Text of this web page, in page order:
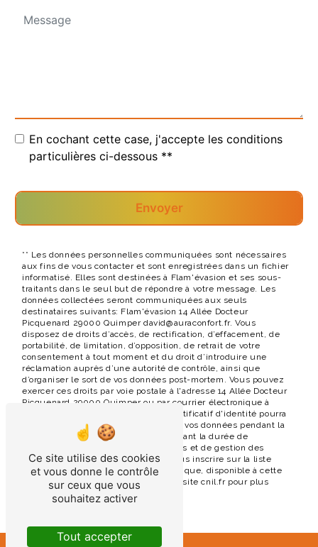
En cochant cette case, j'accepte les conditions
particulières ci-dessous **
Envoyer
** Les données personnelles communiquées sont nécessaires
aux fins de vous contacter et sont enregistrées dans un fichier
informatisé. Elles sont destinées à Flam'évasion et ses sous-
traitants dans le seul but de répondre à votre message. Les
données collectées seront communiquées aux seuls
destinataires suivants: Flam'évasion 14 Allée Docteur
Picquenard 29000 Quimper david@auraconfort.fr. Vous
disposez de droits d’accès, de rectification, d’effacement, de
portabilité, de limitation, d’opposition, de retrait de votre
consentement à tout moment et du droit d’introduire une
réclamation auprès d’une autorité de contrôle, ainsi que
d’organiser le sort de vos données post-mortem. Vous pouvez
exercer ces droits par voie postale à l'adresse 14 Allée Docteur
Picquenard 29000 Quimper ou par courrier électronique à
l'adresse david@auraconfort.fr. Un justificatif d'identité pourra
vous être demandé. Nous conservons vos données pendant la
période de prise de contact puis pendant la durée de
prescription légale aux fins probatoires et de gestion des
contentieux. Vous avez le droit de vous inscrire sur la liste
d'opposition au démarchage téléphonique, disponible à cette
adresse:Bloctel.gouv.fr. Consultez le site cnil.fr pour plus
d’informations sur vos droits.
Ce site utilise des cookies
et vous donne le contrôle
sur ceux que vous
souhaitez activer
Tout accepter